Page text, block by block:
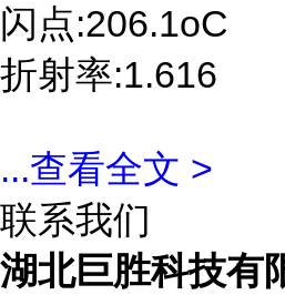
闪点:206.1oC
折射率:1.616
...查看全文 >
联系我们
湖北巨胜科技有